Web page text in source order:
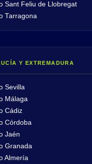
Sant Feliu de Llobregat
Tarragona
Y EXTREMADURA
Sevilla
Málaga
Cádiz
Córdoba
Jaén
Granada
Almería